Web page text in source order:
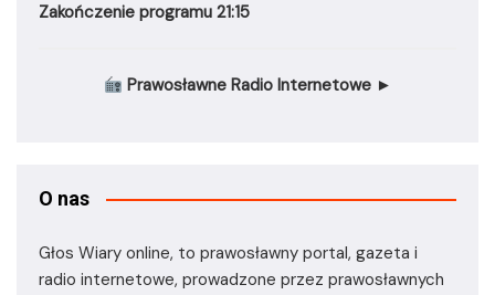
Zakończenie programu 21:15
Prawosławne Radio Internetowe ►
O nas
Głos Wiary online, to prawosławny portal, gazeta i
radio internetowe, prowadzone przez prawosławnych